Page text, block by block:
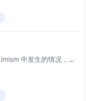
编辑：183Aaros OP 中文周刊将分享 Optimism 中发生的情况，并轻松访问最关键的信息，以便轻松了解最新情况并做出明智的决策。 在每周回顾中，我们将回顾： Optimism 生态系统新闻 治理决策和提案更新、G...